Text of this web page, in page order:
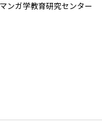
ンガ学教育研究センター